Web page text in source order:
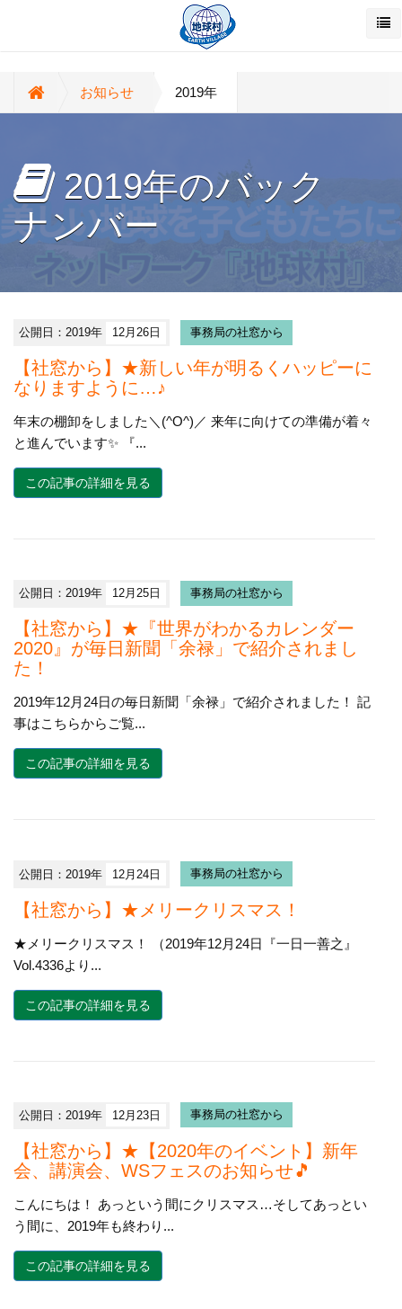
お知らせ 2019年
2019年のバック
ナンバー
公開日：2019年 12月26日 事務局の社窓から
【社窓から】★新しい年が明るくハッピーに
なりますように…♪
年末の棚卸をしました＼(^O^)／ 来年に向けての準備が着々
と進んでいます✨ 『...
この記事の詳細を見る
公開日：2019年 12月25日 事務局の社窓から
【社窓から】★『世界がわかるカレンダー
2020』が毎日新聞「余禄」で紹介されまし
た！
2019年12月24日の毎日新聞「余禄」で紹介されました！ 記
事はこちらからご覧...
この記事の詳細を見る
公開日：2019年 12月24日 事務局の社窓から
【社窓から】★メリークリスマス！
★メリークリスマス！ （2019年12月24日『一日一善之』
Vol.4336より...
この記事の詳細を見る
公開日：2019年 12月23日 事務局の社窓から
【社窓から】★【2020年のイベント】新年
会、講演会、WSフェスのお知らせ🎵
こんにちは！ あっという間にクリスマス…そしてあっとい
う間に、2019年も終わり...
この記事の詳細を見る